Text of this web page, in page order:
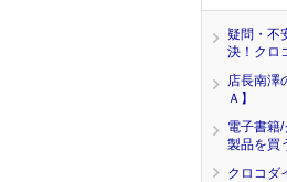
疑問・不
決！クロ
店長南澤
Ａ】
電子書籍
製品を買
クロコダ